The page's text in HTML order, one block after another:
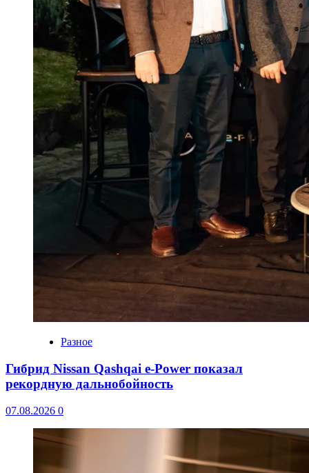
Разное
Гибрид Nissan Qashqai e-Power показал
рекордную дальнобойность
07.08.2026 0